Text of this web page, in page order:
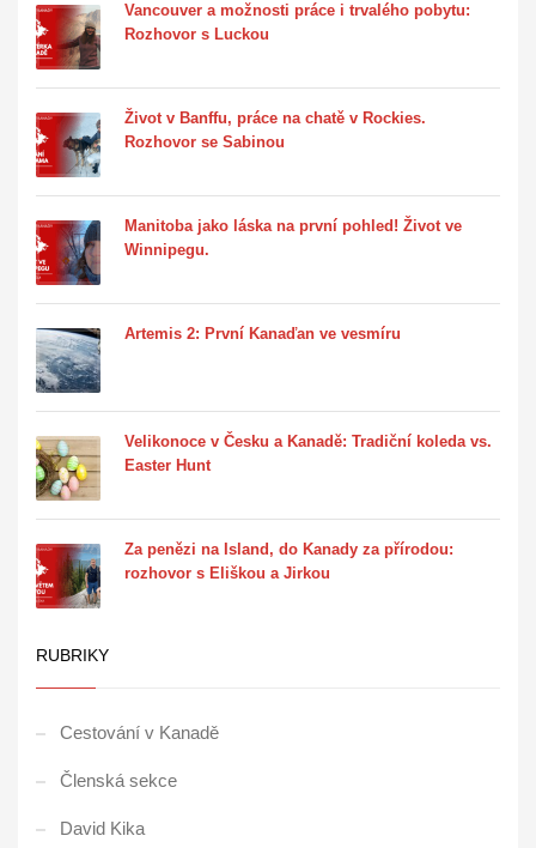
Vancouver a možnosti práce i trvalého pobytu:
Rozhovor s Luckou
Život v Banffu, práce na chatě v Rockies.
Rozhovor se Sabinou
Manitoba jako láska na první pohled! Život ve
Winnipegu.
Artemis 2: První Kanaďan ve vesmíru
Velikonoce v Česku a Kanadě: Tradiční koleda vs.
Easter Hunt
Za penězi na Island, do Kanady za přírodou:
rozhovor s Eliškou a Jirkou
RUBRIKY
Cestování v Kanadě
Členská sekce
David Kika